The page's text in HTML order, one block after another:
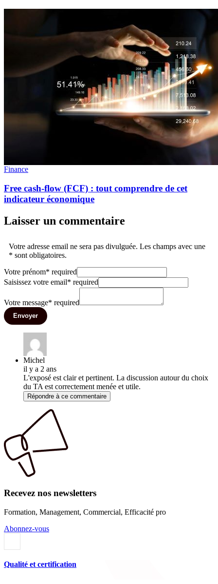
Finance
Free cash-flow (FCF) : tout comprendre de cet
indicateur économique
Laisser un commentaire
Votre adresse email ne sera pas divulguée. Les champs avec une
* sont obligatoires.
Votre prénom* required
Saisissez votre email* required
Votre message* required
Envoyer
Michel
il y a 2 ans
L'exposé est clair et pertinent. La discussion autour du choix
du TA est correctement menée et utile.
Répondre à ce commentaire
Recevez nos newsletters
Formation, Management, Commercial, Efficacité pro
Abonnez-vous
Qualité et certification